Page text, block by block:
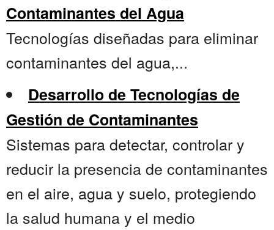
Contaminantes del Agua
Tecnologías diseñadas para eliminar
contaminantes del agua,...
Desarrollo de Tecnologías de
Gestión de Contaminantes
Sistemas para detectar, controlar y
reducir la presencia de contaminantes
en el aire, agua y suelo, protegiendo
la salud humana y el medio